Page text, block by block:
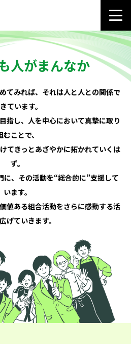
人がまんなか
てみれば、それは人と人との関係で
ています。
指し、人を中心において真摯に取り
むことで、
てきっとあざやかに拓かれていくは
ず。
、その活動を“総合的に”支援して
います。
値ある組合活動をさらに感動する活
げていきます。